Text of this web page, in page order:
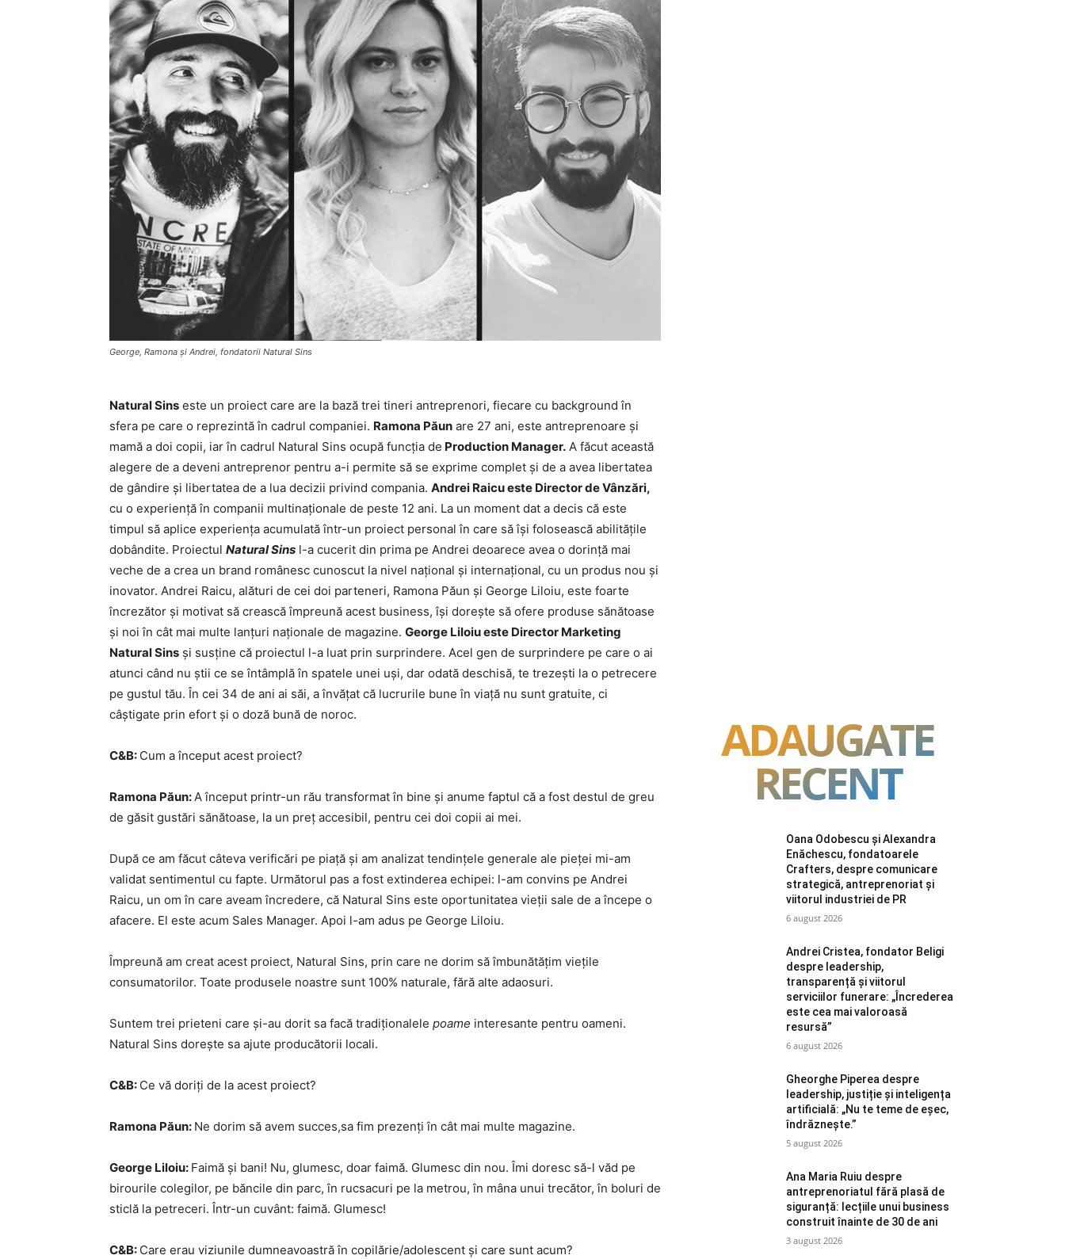
George, Ramona și Andrei, fondatorii Natural Sins
Natural Sins este un proiect care are la bază trei tineri antreprenori, fiecare cu background în
sfera pe care o reprezintă în cadrul companiei. Ramona Păun are 27 ani, este antreprenoare și
mamă a doi copii, iar în cadrul Natural Sins ocupă funcția de Production Manager. A făcut această
alegere de a deveni antreprenor pentru a-i permite să se exprime complet și de a avea libertatea
de gândire și libertatea de a lua decizii privind compania. Andrei Raicu este Director de Vânzări,
cu o experiență în companii multinaționale de peste 12 ani. La un moment dat a decis că este
timpul să aplice experiența acumulată într-un proiect personal în care să își folosească abilitățile
dobândite. Proiectul Natural Sins l-a cucerit din prima pe Andrei deoarece avea o dorință mai
veche de a crea un brand românesc cunoscut la nivel național și internațional, cu un produs nou și
inovator. Andrei Raicu, alături de cei doi parteneri, Ramona Păun și George Liloiu, este foarte
încrezător și motivat să crească împreună acest business, își dorește să ofere produse sănătoase
și noi în cât mai multe lanțuri naționale de magazine. George Liloiu este Director Marketing
Natural Sins și susține că proiectul l-a luat prin surprindere. Acel gen de surprindere pe care o ai
atunci când nu știi ce se întâmplă în spatele unei uși, dar odată deschisă, te trezești la o petrecere
pe gustul tău. În cei 34 de ani ai săi, a învățat că lucrurile bune în viață nu sunt gratuite, ci
câștigate prin efort și o doză bună de noroc.
C&B: Cum a început acest proiect?
Ramona Păun:A început printr-un rău transformat în bine și anume faptul că a fost destul de greu
de găsit gustări sănătoase, la un preț accesibil, pentru cei doi copii ai mei.
După ce am făcut câteva verificări pe piață și am analizat tendințele generale ale pieței mi-am
validat sentimentul cu fapte. Următorul pas a fost extinderea echipei: l-am convins pe Andrei
Raicu, un om în care aveam încredere, că Natural Sins este oportunitatea vieții sale de a începe o
afacere. El este acum Sales Manager. Apoi l-am adus pe George Liloiu.
Împreună am creat acest proiect, Natural Sins, prin care ne dorim să îmbunătățim viețile
consumatorilor. Toate produsele noastre sunt 100% naturale, fără alte adaosuri.
Suntem trei prieteni care și-au dorit sa facă tradiționalele poame interesante pentru oameni.
Natural Sins dorește sa ajute producătorii locali.
C&B: Ce vă doriți de la acest proiect?
Ramona Păun: Ne dorim să avem succes,sa fim prezenți în cât mai multe magazine.
George Liloiu: Faimă și bani! Nu, glumesc, doar faimă. Glumesc din nou. Îmi doresc să-l văd pe
birourile colegilor, pe băncile din parc, în rucsacuri pe la metrou, în mâna unui trecător, în boluri de
sticlă la petreceri. Într-un cuvânt: faimă. Glumesc!
C&B: Care erau viziunile dumneavoastră în copilărie/adolescent și care sunt acum?
ADAUGATE
RECENT
Oana Odobescu și Alexandra
Enăchescu, fondatoarele
Crafters, despre comunicare
strategică, antreprenoriat și
viitorul industriei de PR
6 august 2026
Andrei Cristea, fondator Beligi
despre leadership,
transparență și viitorul
serviciilor funerare: „Încrederea
este cea mai valoroasă
resursă”
6 august 2026
Gheorghe Piperea despre
leadership, justiție și inteligența
artificială: „Nu te teme de eșec,
îndrăznește.”
5 august 2026
Ana Maria Ruiu despre
antreprenoriatul fără plasă de
siguranță: lecțiile unui business
construit înainte de 30 de ani
3 august 2026